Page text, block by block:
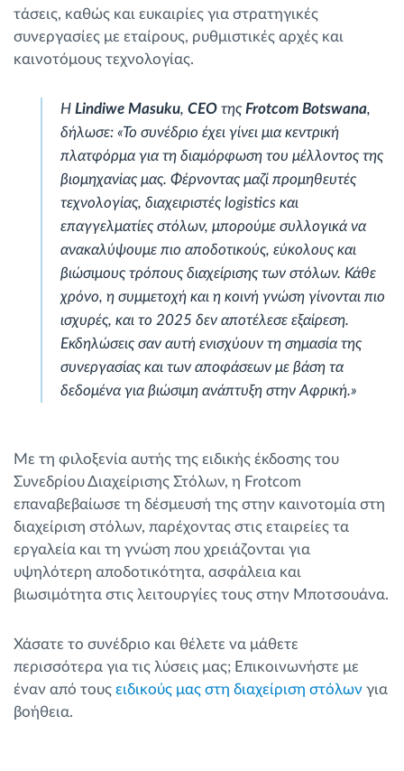
τάσεις, καθώς και ευκαιρίες για στρατηγικές
συνεργασίες με εταίρους, ρυθμιστικές αρχές και
καινοτόμους τεχνολογίας.
Η Lindiwe Masuku, CEO τηςFrotcom Botswana,
δήλωσε: «Το συνέδριο έχει γίνει μια κεντρική
πλατφόρμα για τη διαμόρφωση του μέλλοντος της
βιομηχανίας μας. Φέρνοντας μαζί προμηθευτές
τεχνολογίας, διαχειριστές logistics και
επαγγελματίες στόλων, μπορούμε συλλογικά να
ανακαλύψουμε πιο αποδοτικούς, εύκολους και
βιώσιμους τρόπους διαχείρισης των στόλων. Κάθε
χρόνο, η συμμετοχή και η κοινή γνώση γίνονται πιο
ισχυρές, και το 2025 δεν αποτέλεσε εξαίρεση.
Εκδηλώσεις σαν αυτή ενισχύουν τη σημασία της
συνεργασίας και των αποφάσεων με βάση τα
δεδομένα για βιώσιμη ανάπτυξη στην Αφρική.»
Με τη φιλοξενία αυτής της ειδικής έκδοσης του
Συνεδρίου Διαχείρισης Στόλων, η Frotcom
επαναβεβαίωσε τη δέσμευσή της στην καινοτομία στη
διαχείριση στόλων, παρέχοντας στις εταιρείες τα
εργαλεία και τη γνώση που χρειάζονται για
υψηλότερη αποδοτικότητα, ασφάλεια και
βιωσιμότητα στις λειτουργίες τους στην Μποτσουάνα.
Χάσατε το συνέδριο και θέλετε να μάθετε
περισσότερα για τις λύσεις μας; Επικοινωνήστε με
έναν από τους ειδικούς μας στη διαχείριση στόλων για
βοήθεια.